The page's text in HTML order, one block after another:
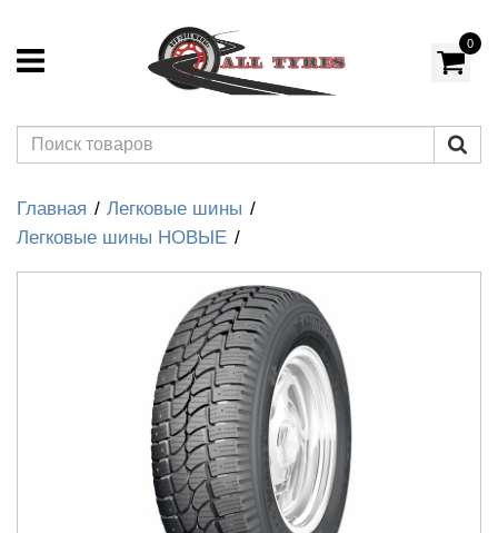
0
Главная
Легковые шины
Легковые шины НОВЫЕ